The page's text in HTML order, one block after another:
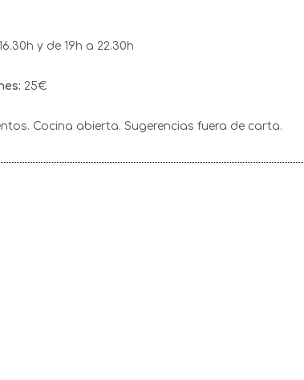
y de 19h a 22.30h
25€
Cocina abierta. Sugerencias fuera de carta.